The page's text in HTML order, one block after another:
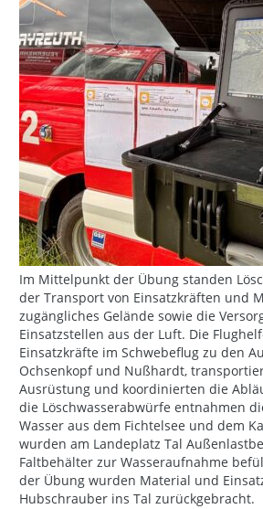
Im Mittelpunkt der Übung standen
der Transport von Einsatzkräften und
zugängliches Gelände sowie die
Einsatzstellen aus der Luft. Die
Einsatzkräfte im Schwebeflug zu den
Ochsenkopf und Nußhardt,
Ausrüstung und koordinierten die
die Löschwasserabwürfe entnahmen
Wasser aus dem Fichtelsee und dem
wurden am Landeplatz Tal
Faltbehälter zur Wasseraufnahme
der Übung wurden Material und
Hubschrauber ins Tal zurückgebracht.